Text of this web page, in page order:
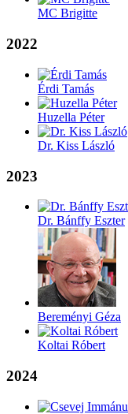
MC Brigitte
2022
Érdi Tamás
Huzella Péter
Dr. Kiss László
2023
Dr. Bánffy Eszter
Bereményi Géza
Koltai Róbert
2024